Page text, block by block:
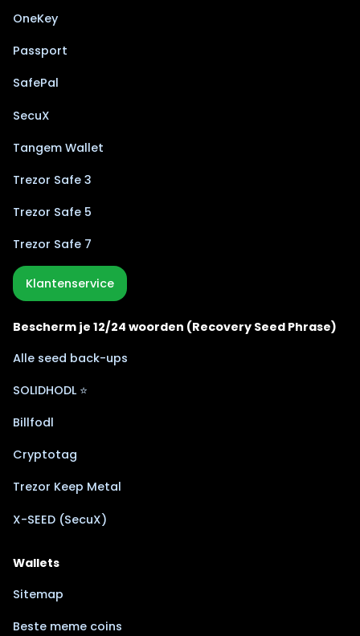
OneKey
Passport
SafePal
SecuX
Tangem Wallet
Trezor Safe 3
Trezor Safe 5
Trezor Safe 7
Klantenservice
Bescherm je 12/24 woorden (Recovery Seed Phrase)
Alle seed back-ups
SOLIDHODL ⭐
Billfodl
Cryptotag
Trezor Keep Metal
X-SEED (SecuX)
Wallets
Sitemap
Beste meme coins